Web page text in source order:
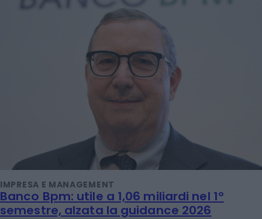
IMPRESA E MANAGEMENT
Banco Bpm: utile a 1,06 miliardi nel 1°
semestre, alzata la guidance 2026